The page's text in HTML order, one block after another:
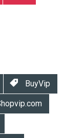
BuyVip